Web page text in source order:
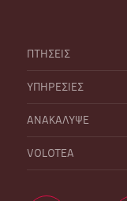
ΠΤΗΣΕΙΣ
ΥΠΗΡΕΣΙΕΣ
ΑΝΑΚΑΛΥΨΕ
VOLOTEA